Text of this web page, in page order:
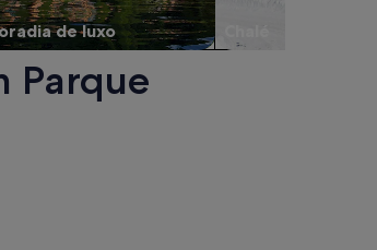
de luxo
Parque